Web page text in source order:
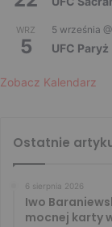
WRZ
5
5 września
UFC Paryż
Zobacz Kalendarz
Ostatnie
6 sierpnia 2026
Iwo
mocnej karty